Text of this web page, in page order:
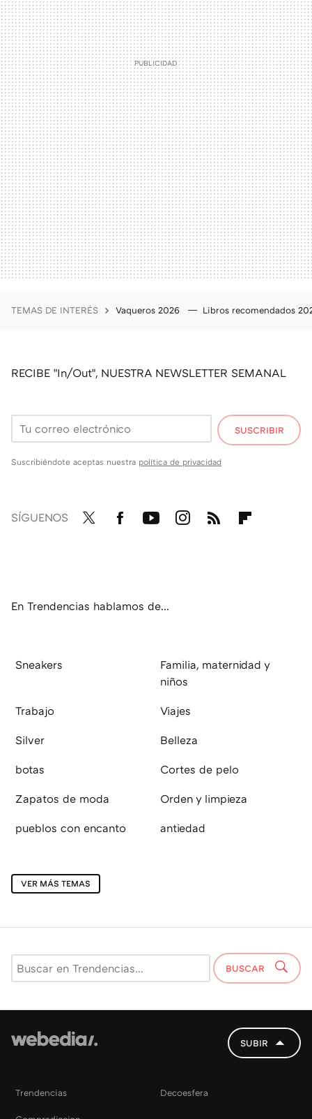
TEMAS DE INTERÉS Vaqueros 2026 Libros recomendados
RECIBE "In/Out", NUESTRA NEWSLETTER SEMANAL
SUSCRIBIR
Suscribiéndote aceptas nuestra política de privacidad
SÍGUENOS
En Trendencias hablamos de...
Sneakers
Familia, maternidad y
niños
Trabajo Viajes
Silver Belleza
botas Cortes de pelo
Zapatos de moda Orden y limpieza
pueblos con encanto antiedad
VER MÁS TEMAS
BUSCAR
SUBIR
Trendencias Decoesfera